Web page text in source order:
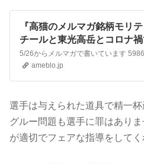
『高猫のメルマガ銘柄モリ
チールと東光高岳とコロナ
友達と少しでも楽しく。』
ameblo.jp
選手は与えられた道具で精一杯
グルー問題も選手に罪はあり
が適切でフェアな指導をしてく